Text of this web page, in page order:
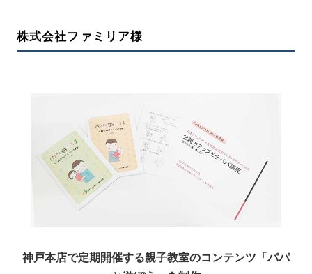
株式会社ファミリア様
神戸本店で定期開催する親子教室のコンテンツ「パパ